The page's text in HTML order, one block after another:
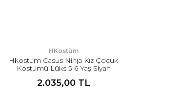
HKostüm
Hkostüm Casus Ninja Kız Çocuk
Kostümü Lüks 5-6 Yaş Siyah
2.035,00 TL